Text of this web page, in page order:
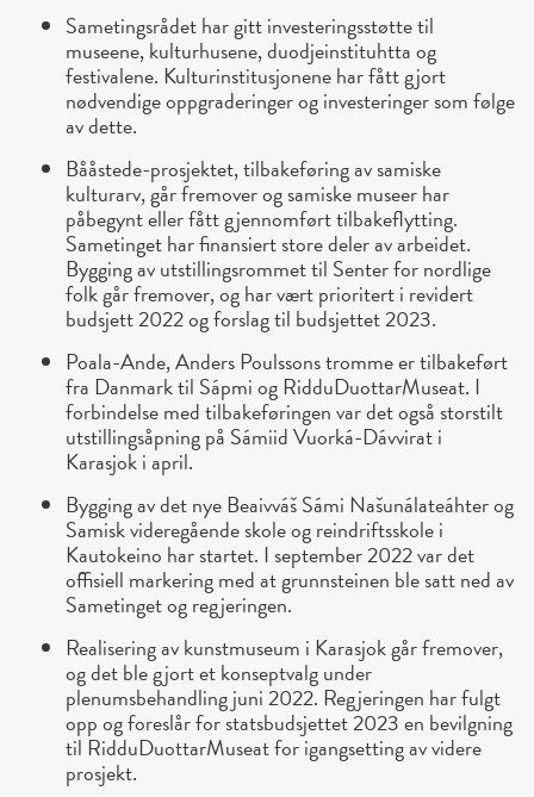
Sametingsrådet har gitt investeringsstøtte til
museene, kulturhusene, duodjeinstituhtta og
festivalene. Kulturinstitusjonene har fått gjort
nødvendige oppgraderinger og investeringer som følge
av dette.
Bååstede-prosjektet, tilbakeføring av samiske
kulturarv, går fremover og samiske museer har
påbegynt eller fått gjennomført tilbakeflytting.
Sametinget har finansiert store deler av arbeidet.
Bygging av utstillingsrommet til Senter for nordlige
folk går fremover, og har vært prioritert i revidert
budsjett 2022 og forslag til budsjettet 2023.
Poala-Ande, Anders Poulssons tromme er tilbakeført
fra Danmark til Sápmi og RidduDuottarMuseat. I
forbindelse med tilbakeføringen var det også storstilt
utstillingsåpning på Sámiid Vuorká-Dávvirat i
Karasjok i april.
Bygging av det nye Beaivváš Sámi Našunálateáhter og
Samisk videregående skole og reindriftsskole i
Kautokeino har startet. I september 2022 var det
offisiell markering med at grunnsteinen ble satt ned av
Sametinget og regjeringen.
Realisering av kunstmuseum i Karasjok går fremover,
og det ble gjort et konseptvalg under
plenumsbehandling juni 2022. Regjeringen har fulgt
opp og foreslår for statsbudsjettet 2023 en bevilgning
til RidduDuottarMuseat for igangsetting av videre
prosjekt.